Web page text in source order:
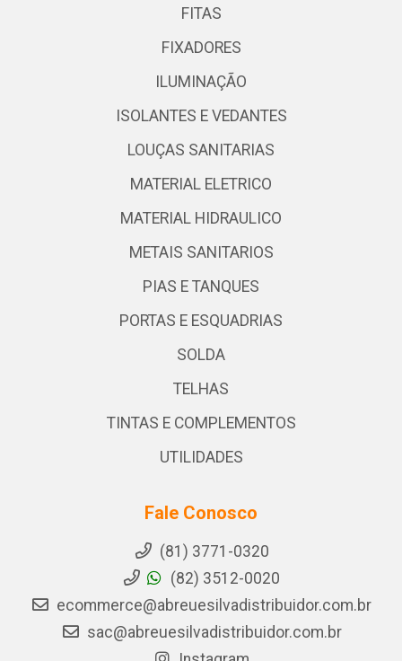
FITAS
FIXADORES
ILUMINAÇÃO
ISOLANTES E VEDANTES
LOUÇAS SANITARIAS
MATERIAL ELETRICO
MATERIAL HIDRAULICO
METAIS SANITARIOS
PIAS E TANQUES
PORTAS E ESQUADRIAS
SOLDA
TELHAS
TINTAS E COMPLEMENTOS
UTILIDADES
Fale Conosco
(81) 3771-0320
(82) 3512-0020
ecommerce@abreuesilvadistribuidor.com.br
sac@abreuesilvadistribuidor.com.br